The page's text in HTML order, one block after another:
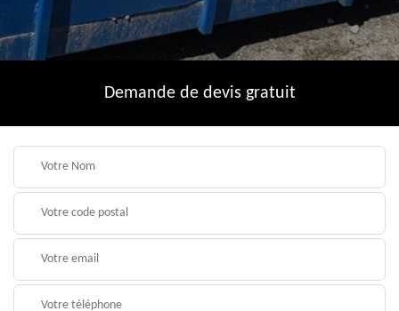
Demande de devis gratuit